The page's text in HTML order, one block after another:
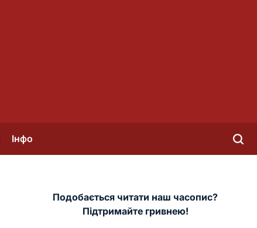
Інфо
Подобається читати наш часопис?
Підтримайте гривнею!